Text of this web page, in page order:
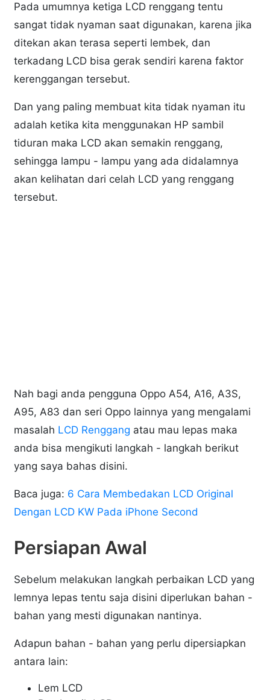
Pada umumnya ketiga LCD renggang tentu
sangat tidak nyaman saat digunakan, karena jika
ditekan akan terasa seperti lembek, dan
terkadang LCD bisa gerak sendiri karena faktor
kerenggangan tersebut.
Dan yang paling membuat kita tidak nyaman itu
adalah ketika kita menggunakan HP sambil
tiduran maka LCD akan semakin renggang,
sehingga lampu - lampu yang ada didalamnya
akan kelihatan dari celah LCD yang renggang
tersebut.
Nah bagi anda pengguna Oppo A54, A16, A3S,
A95, A83 dan seri Oppo lainnya yang mengalami
masalah LCD Renggang atau mau lepas maka
anda bisa mengikuti langkah - langkah berikut
yang saya bahas disini.
Baca juga: 6 Cara Membedakan LCD Original
Dengan LCD KW Pada iPhone Second
Persiapan Awal
Sebelum melakukan langkah perbaikan LCD yang
lemnya lepas tentu saja disini diperlukan bahan -
bahan yang mesti digunakan nantinya.
Adapun bahan - bahan yang perlu dipersiapkan
antara lain:
Lem LCD